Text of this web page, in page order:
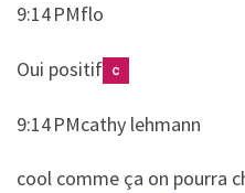
9:14 PMflo
​​Oui positif
9:14 PMcathy lehmann
​​cool comme ça on pourra